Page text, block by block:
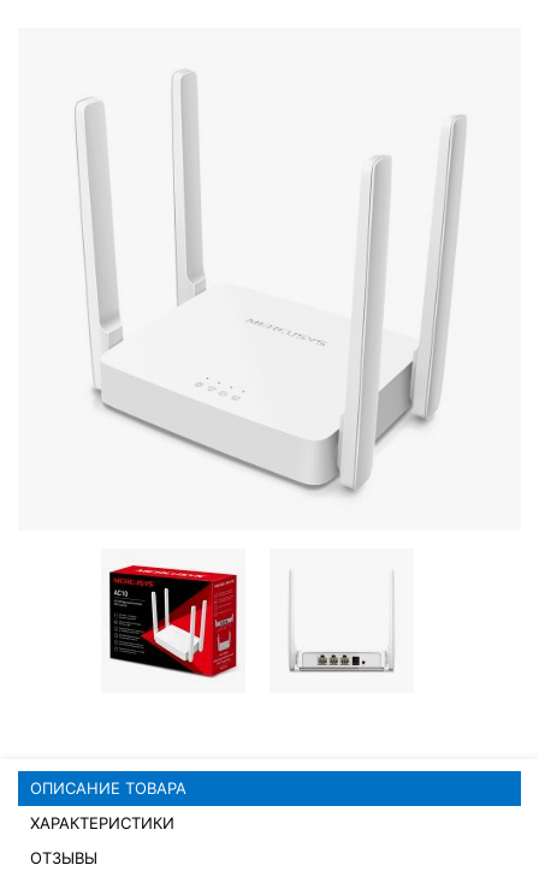
Стереосистемы
Серверное оборудование
UPS Источники бесперебойного питания
Мышки и Клавиатуры
Наушники
Сетевое оборудование
Системы охлаждения
Видеоконференцсвязь
Видеонаблюдение
Компьютеры Fujitsu
Комплектующие ПК
ОПИСАНИЕ ТОВАРА
ХАРАКТЕРИСТИКИ
ОТЗЫВЫ